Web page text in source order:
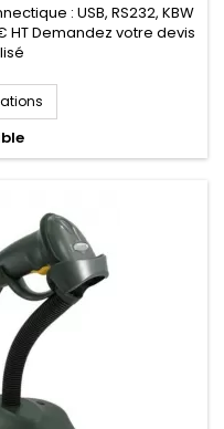
: USB, RS232, KBW
HT Demandez votre devis